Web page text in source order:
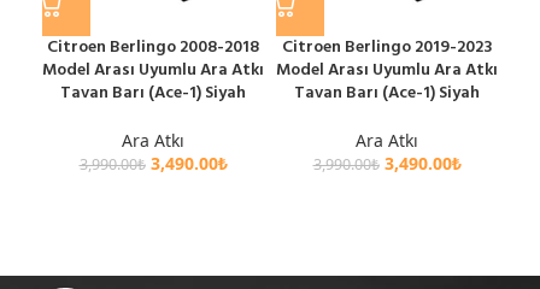
Citroen Berlingo 2008-2018
Model Arası Uyumlu Ara Atkı
Tavan Barı (Ace-1) Siyah
Ara Atkı
3,990.00₺ 3,490.00₺
Citroen Berlingo 2019-2023
Model Arası Uyumlu Ara Atkı
Tavan Barı (Ace-1) Siyah
Ara Atkı
3,990.00₺ 3,490.00₺